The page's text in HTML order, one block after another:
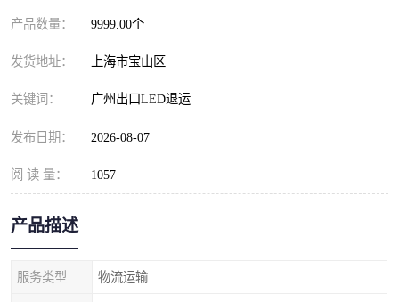
产品数量： 9999.00个
发货地址： 上海市宝山区
关键词： 广州出口LED退运
发布日期： 2026-08-07
阅 读 量： 1057
产品描述
服务类型 物流运输